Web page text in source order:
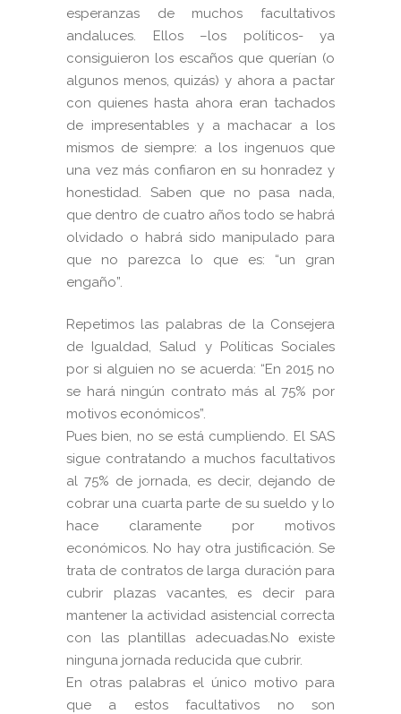
esperanzas de muchos facultativos
andaluces. Ellos –los políticos- ya
consiguieron los escaños que querían (o
algunos menos, quizás) y ahora a pactar
con quienes hasta ahora eran tachados
de impresentables y a machacar a los
mismos de siempre: a los ingenuos que
una vez más confiaron en su honradez y
honestidad. Saben que no pasa nada,
que dentro de cuatro años todo se habrá
olvidado o habrá sido manipulado para
que no parezca lo que es: “un gran
engaño”.
Repetimos las palabras de la Consejera
de Igualdad, Salud y Políticas Sociales
por si alguien no se acuerda: “En 2015 no
se hará ningún contrato más al 75% por
motivos económicos”.
Pues bien, no se está cumpliendo. El SAS
sigue contratando a muchos facultativos
al 75% de jornada, es decir, dejando de
cobrar una cuarta parte de su sueldo y lo
hace claramente por motivos
económicos. No hay otra justificación. Se
trata de contratos de larga duración para
cubrir plazas vacantes, es decir para
mantener la actividad asistencial correcta
con las plantillas adecuadas.No existe
ninguna jornada reducida que cubrir.
En otras palabras el único motivo para
que a estos facultativos no son